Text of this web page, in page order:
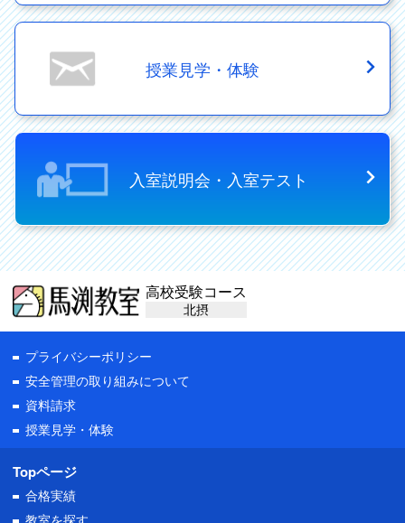
授業見学・体験
入室説明会・入室テスト
高校受験コース
北摂
プライバシーポリシー
安全管理の取り組みについて
資料請求
授業見学・体験
Topページ
合格実績
教室を探す